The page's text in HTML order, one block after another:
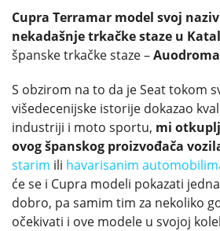
Cupra Terramar model svoj
nekadašnje trkačke staze u
španske trkačke staze –
S obzirom na to da je Seat tokom
višedecenijske istorije dokazao
industriji i moto sportu, mi
ovog španskog proizvođača
starim ili havarisanim
će se i Cupra modeli pokazati
dobro, pa samim tim za nekoliko
očekivati i ove modele u svojoj